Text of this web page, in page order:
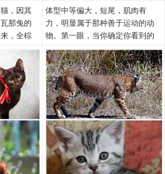
MICHI的暹罗猫交配，得到的幼
崽中有一只奶油色带横斑，这只
幼崽就是该品种的起源。短尾猫
的一大特点是尾短，这是显性遗
传基因变异的结果。开始短尾猫
的被毛是短的。然后随着喜玛拉
雅猫(英国的色点波斯猫)加入育
种，最后得到了中长度被毛的短
尾猫。该品种于1989年得到TICA
的承认。半长毛美国的短尾猫和
长毛美国短尾猫和他们的堂兄妹
有着相同的品种特征。
中，我
种猫咪
定的关
色跟哈
些形态
述
颌较宽。
前倾，
色为
直。
重被毛。
毛色特征： 任何颜色都可接受。
头:宽而带圆弧线条。微弯眉棱。
脸颊丰满发达。吻的宽度和长度
几乎相等。稍有中断的鼻。鼻宽
且直，在眉棱和鼻之间稍有凹
陷。下巴有力坚固而发达。爪有
力。棕色斑纹着色带白色美国短
尾。
耳:中等大小，基部宽，顶部圆，
带猞猁尖为上佳。两耳距离大，
灵敏。耳内覆盖有丰富的长毛。
眼:大，宽，椭圆杏仁形，眼梢上
斜向耳的方向。眼色和被毛色和
，因其
那兔的
，全棕
，许多
主人，
猫19世
成了一
这种猫
加浓
繁育家
巧克力毛
花片的
猫交
体型中等偏大，短尾，肌肉有
力，明显属于那种善于运动的动
物。第一眼，当你确定你看到的
是美国短尾猫时，你慢慢地转向
它，你的目光落在这伟大的充满
野性的动物上。它使你着迷。你
们的目光相遇，于是你被带到一
个遥远的地方，在那里，心可以
狂放地、自由地奔跑。猫儿打理
着它那华贵的皮毛，对你眨着眼
睛并且开始打小呼噜（发出呜呜
声）。你渴望去抚摸它那柔软厚
实的皮毛并且把它抱在怀中，但